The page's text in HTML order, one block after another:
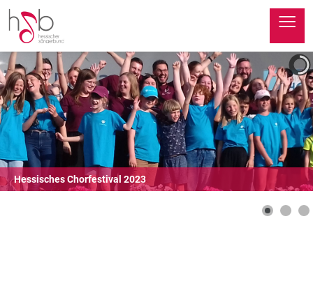
Hessisches Chorfestival 2023
≡